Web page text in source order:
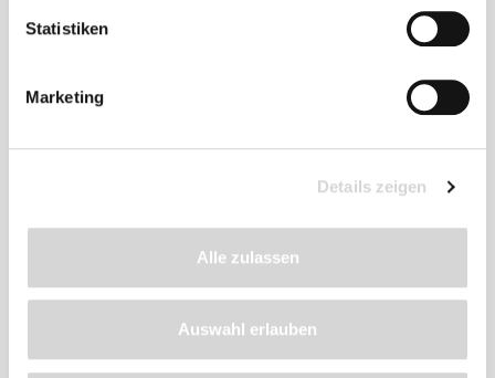
Statistiken
Marketing
Details zeigen
Alle zulassen
Auswahl erlauben
empfehlen wir